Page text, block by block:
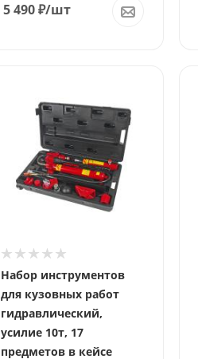
5 490₽/шт
Набор инструментов
для кузовных работ
гидравлический,
усилие 10т, 17
предметов в кейсе